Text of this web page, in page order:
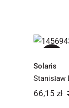
Solaris
Stanisław
66,15zł